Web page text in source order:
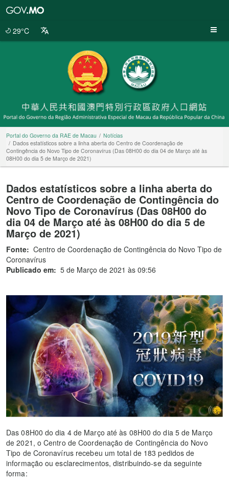
29°C
Portal do Governo da RAE de Macau
Notícias
Dados estatísticos sobre a linha aberta do Centro de Coordenação de
Contingência do Novo Tipo de Coronavírus (Das 08H00 do dia 04 de Março até às
08H00 do dia 5 de Março de 2021)
Dados estatísticos sobre a linha aberta do
Centro de Coordenação de Contingência do
Novo Tipo de Coronavírus (Das 08H00 do
dia 04 de Março até às 08H00 do dia 5 de
Março de 2021)
Fonte: Centro de Coordenação de Contingência do Novo Tipo de
Coronavírus
Publicado em: 5 de Março de 2021 às 09:56
Das 08H00 do dia 4 de Março até às 08H00 do dia 5 de Março
de 2021, o Centro de Coordenação de Contingência do Novo
Tipo de Coronavírus recebeu um total de 183 pedidos de
informação ou esclarecimentos, distribuindo-se da seguinte
forma: